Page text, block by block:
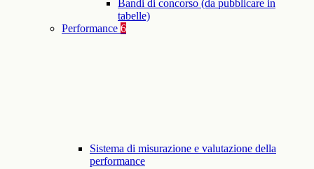
Bandi di concorso (da pubblicare in
tabelle)
Performance 6
Sistema di misurazione e valutazione della
performance